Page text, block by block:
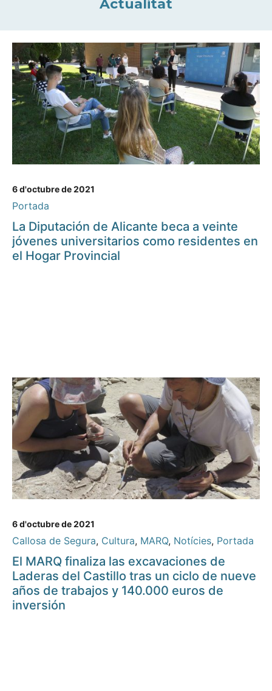
Actualitat
6 d'octubre de 2021
Portada
La Diputación de Alicante beca a veinte
jóvenes universitarios como residentes en
el Hogar Provincial
6 d'octubre de 2021
Callosa de Segura, Cultura, MARQ, Notícies, Portada
El MARQ finaliza las excavaciones de
Laderas del Castillo tras un ciclo de nueve
años de trabajos y 140.000 euros de
inversión